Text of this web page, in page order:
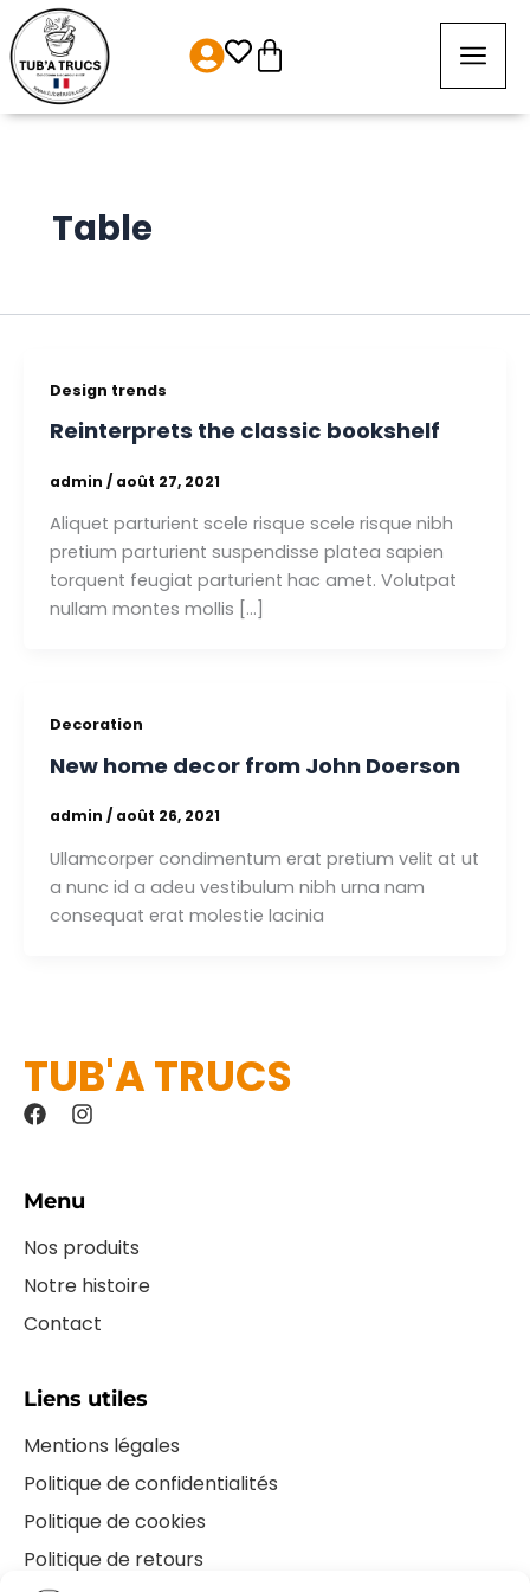
Aller
au
contenu
Panier
Table
Design trends
Reinterprets the classic bookshelf
admin / août 27, 2021
Aliquet parturient scele risque scele risque nibh
pretium parturient suspendisse platea sapien
torquent feugiat parturient hac amet. Volutpat
nullam montes mollis […]
Decoration
New home decor from John Doerson
admin / août 26, 2021
Ullamcorper condimentum erat pretium velit at ut
a nunc id a adeu vestibulum nibh urna nam
consequat erat molestie lacinia
TUB'A TRUCS
F
a
b
o
I
n
a
r
a
m
Menu
Nos produits
Notre histoire
Contact
Liens utiles
Mentions légales
Politique de confidentialités
Politique de cookies
Politique de retours